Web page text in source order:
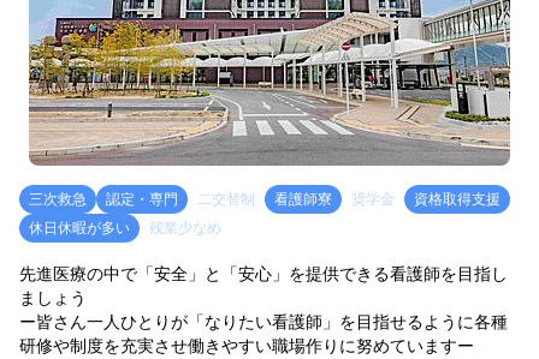
三次救急 認定・専門 二交替制 看護師寮 奨学金
資格取得支援
休日休暇が多い
残業少なめ
先進医療の中で「安全」と「安心」を提供できる看護師を目指し
ましょう
ー皆さん一人ひとりが「なりたい看護師」を目指せるように各種
研修や制度を充実させ働きやすい職場作りに努めていますー